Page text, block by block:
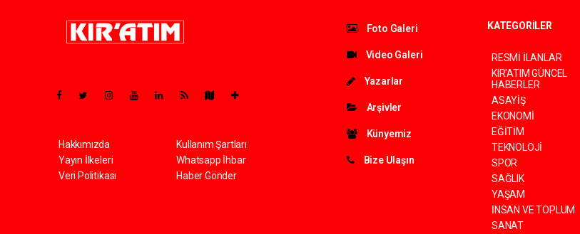
Hakkımızda
Yayın İlkeleri
Veri Politikası
Kullanım Şartları
Whatsapp İhbar
Haber Gönder
Foto Galeri
Video Galeri
Yazarlar
Arşivler
Künyemiz
Bize Ulaşın
KATEGORİLER
RESMİ İLANLAR
KIR'ATIM GÜNCEL
HABERLER
ASAYİŞ
EKONOMİ
EĞİTİM
TEKNOLOJİ
SPOR
SAĞLIK
YAŞAM
İNSAN VE TOPLUM
SANAT